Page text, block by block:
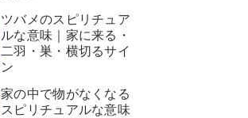
ツバメのスピリチュア
ルな意味｜家に来る・
二羽・巣・横切るサイ
ン
家の中で物がなくなる
スピリチュアルな意味